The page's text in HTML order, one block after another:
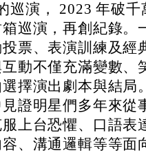
巡演， 2023 年破
巡演，再創紀錄。
票、表演訓練及經
動不僅充滿變數、
擇演出劇本與結局
證明星們多年來從
上台恐懼、口語表
、溝通邏輯等等面